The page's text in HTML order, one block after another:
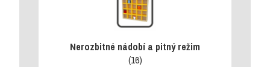
Nerozbitné nádobí a pitný režim
(16)